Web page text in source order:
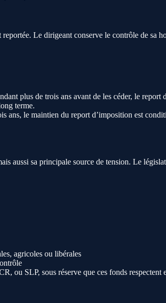
Le dirigeant conserve le contrôle de sa
plus de trois ans avant de les céder, le
terme.
ans, le maintien du report d’imposition est
aussi sa principale source de tension. Le
agricoles ou libérales
ou SLP, sous réserve que ces fonds respectent